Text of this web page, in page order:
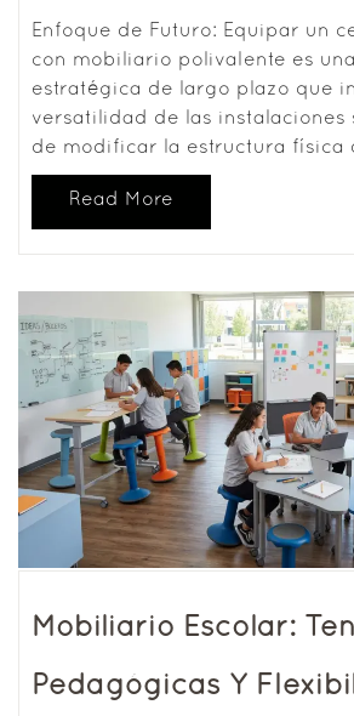
Enfoque de Futuro: Equipar un
con mobiliario polivalente es
estratégica de largo plazo que
versatilidad de las instalaciones
de modificar la estructura física
Read More
Mobiliario Escolar:
Pedagógicas Y